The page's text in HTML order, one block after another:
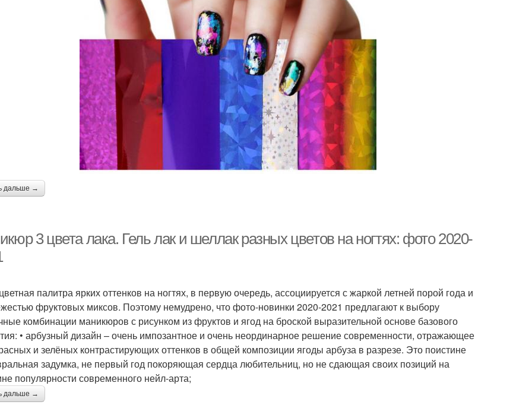
дальше →
3 цвета лака. Гель лак и шеллак разных цветов на ногтях: фото 2020-
палитра ярких оттенков на ногтях, в первую очередь, ассоциируется с жаркой летней порой года и
фруктовых миксов. Поэтому немудрено, что фото-новинки 2020-2021 предлагают к выбору
комбинации маникюров с рисунком из фруктов и ягод на броской выразительной основе базового
• арбузный дизайн – очень импозантное и очень неординарное решение современности, отражающее
и зелёных контрастирующих оттенков в общей композиции ягоды арбуза в разрезе. Это поистине
задумка, не первый год покоряющая сердца любительниц, но не сдающая своих позиций на
популярности современного нейл-арта;
дальше →